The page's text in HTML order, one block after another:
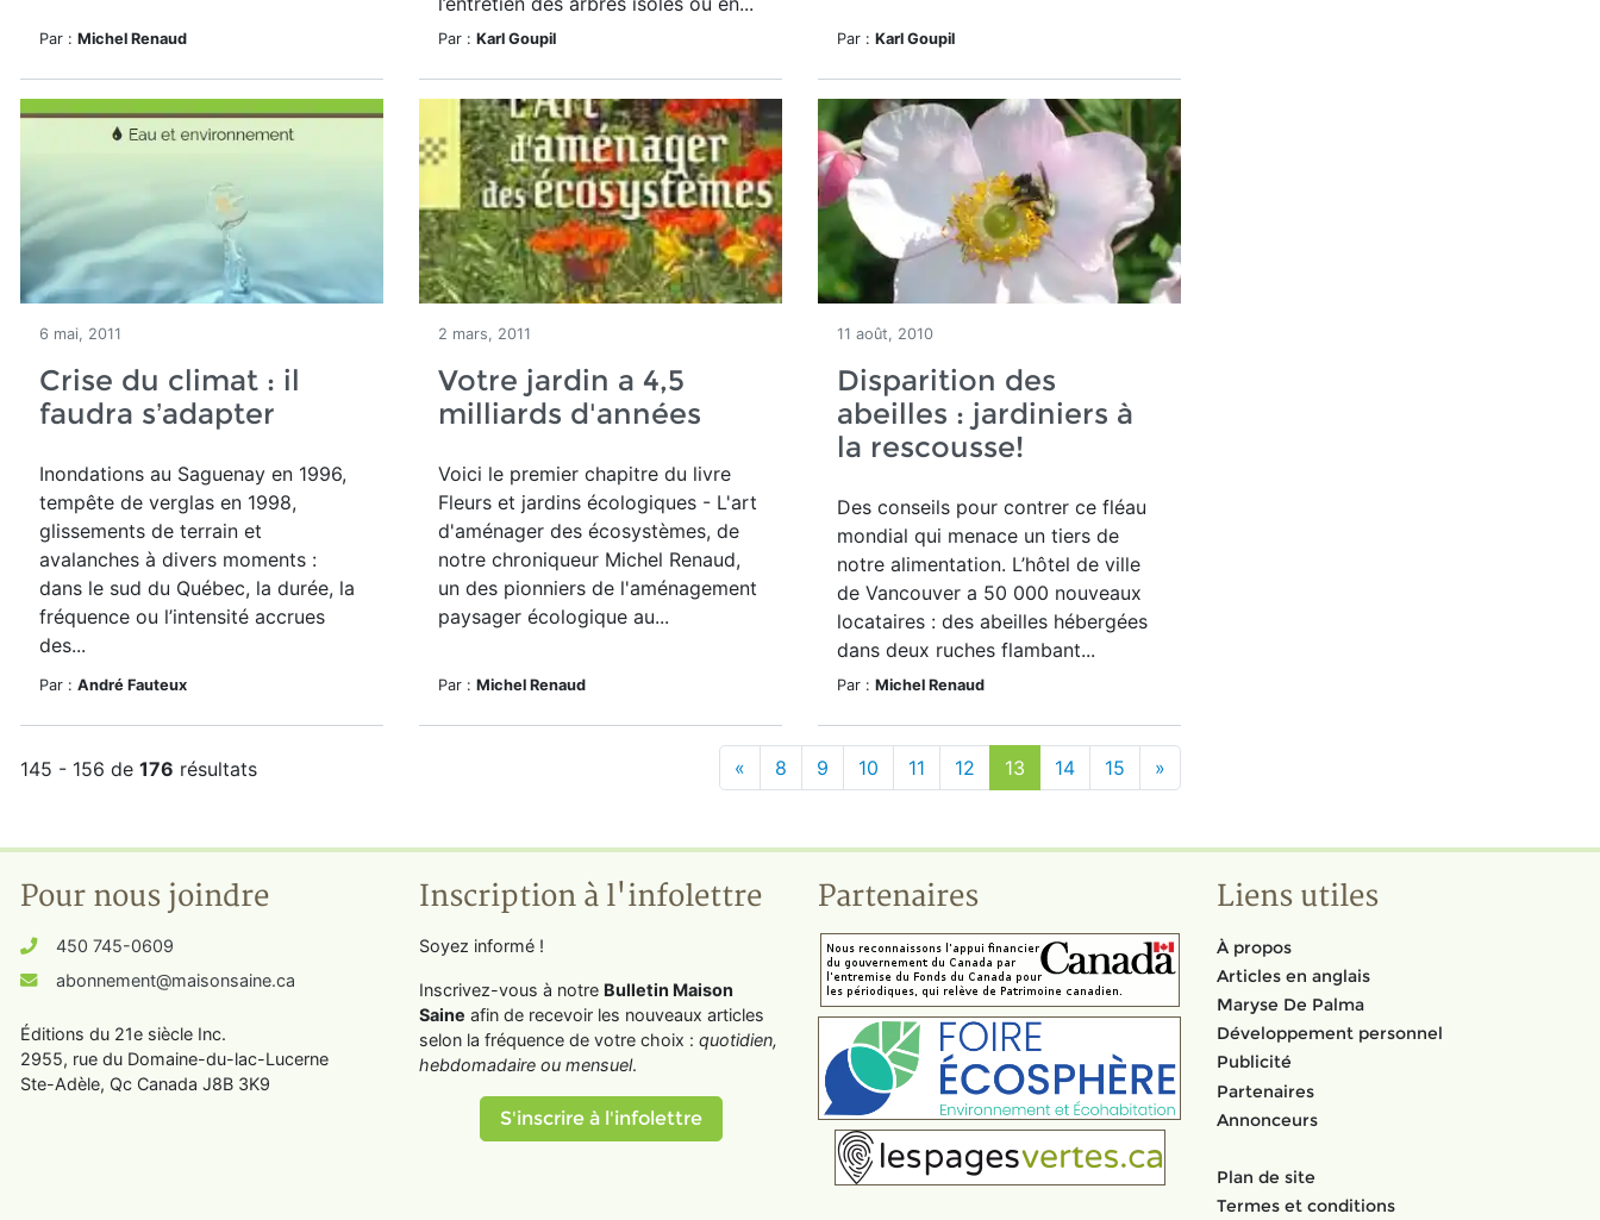
Par : Michel Renaud Par : Karl Goupil Par : Karl Goupil
6 mai, 2011
Crise du climat : il
faudra s’adapter
Inondations au Saguenay en 1996,
tempête de verglas en 1998,
glissements de terrain et
avalanches à divers moments :
dans le sud du Québec, la durée, la
fréquence ou l’intensité accrues
des...
Par : André Fauteux
2 mars, 2011
Votre jardin a 4,5
milliards d'années
Voici le premier chapitre du livre
Fleurs et jardins écologiques - L'art
d'aménager des écosystèmes, de
notre chroniqueur Michel Renaud,
un des pionniers de l'aménagement
paysager écologique au...
Par : Michel Renaud
11 août, 2010
Disparition des
abeilles : jardiniers à
la rescousse!
Des conseils pour contrer ce fléau
mondial qui menace un tiers de
notre alimentation. L’hôtel de ville
de Vancouver a 50 000 nouveaux
locataires : des abeilles hébergées
dans deux ruches flambant...
Par : Michel Renaud
145 - 156 de 176 résultats « 8 9 10 11 12 13 14 15 »
Pour nous joindre
450 745-0609
abonnement@maisonsaine.ca
Éditions du 21e siècle Inc.
2955, rue du Domaine-du-lac-Lucerne
Ste-Adèle, Qc Canada J8B 3K9
Inscription à l'infolettre
Soyez informé !
Inscrivez-vous à notre Bulletin Maison
Saine afin de recevoir les nouveaux articles
selon la fréquence de votre choix : quotidien,
hebdomadaire ou mensuel.
S'inscrire à l'infolettre
Partenaires Liens utiles
À propos
Articles en anglais
Maryse De Palma
Développement personnel
Publicité
Partenaires
Annonceurs
Plan de site
Termes et conditions